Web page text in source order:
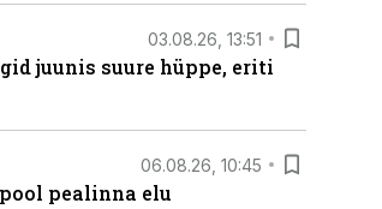
03.08.26, 13:51
juunis suure hüppe, eriti
06.08.26, 10:45
pealinna elu